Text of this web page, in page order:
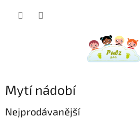
Mytí nádobí
Nejprodávanější